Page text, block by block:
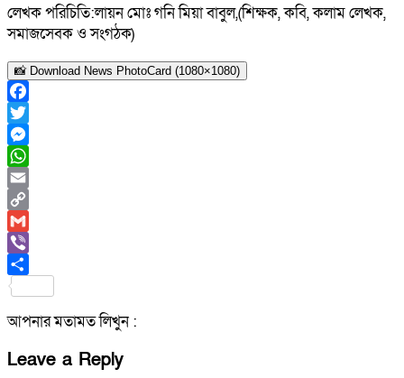
লেখক পরিচিতি:লায়ন মোঃ গনি মিয়া বাবুল,(শিক্ষক, কবি, কলাম লেখক,
সমাজসেবক ও সংগঠক)
📸 Download News PhotoCard (1080×1080)
Facebook
Twitter
Messenger
WhatsApp
Email
Copy
Link
Gmail
Viber
আপনার মতামত লিখুন :
Leave a Reply